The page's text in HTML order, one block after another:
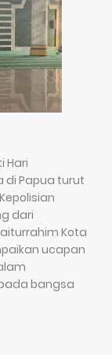
Hari
di Papua turut
dari
Kota
ucapan
bangsa